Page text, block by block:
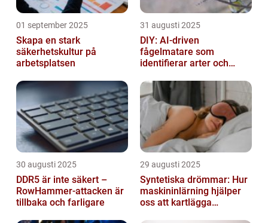
01 september 2025
Skapa en stark
säkerhetskultur på
arbetsplatsen
31 augusti 2025
DIY: AI-driven
fågelmatare som
identifierar arter och
mobilen
30 augusti 2025
DDR5 är inte säkert –
RowHammer-attacken är
tillbaka och farligare
29 augusti 2025
Syntetiska drömmar: Hur
maskininlärning hjälper
oss att kartlägga